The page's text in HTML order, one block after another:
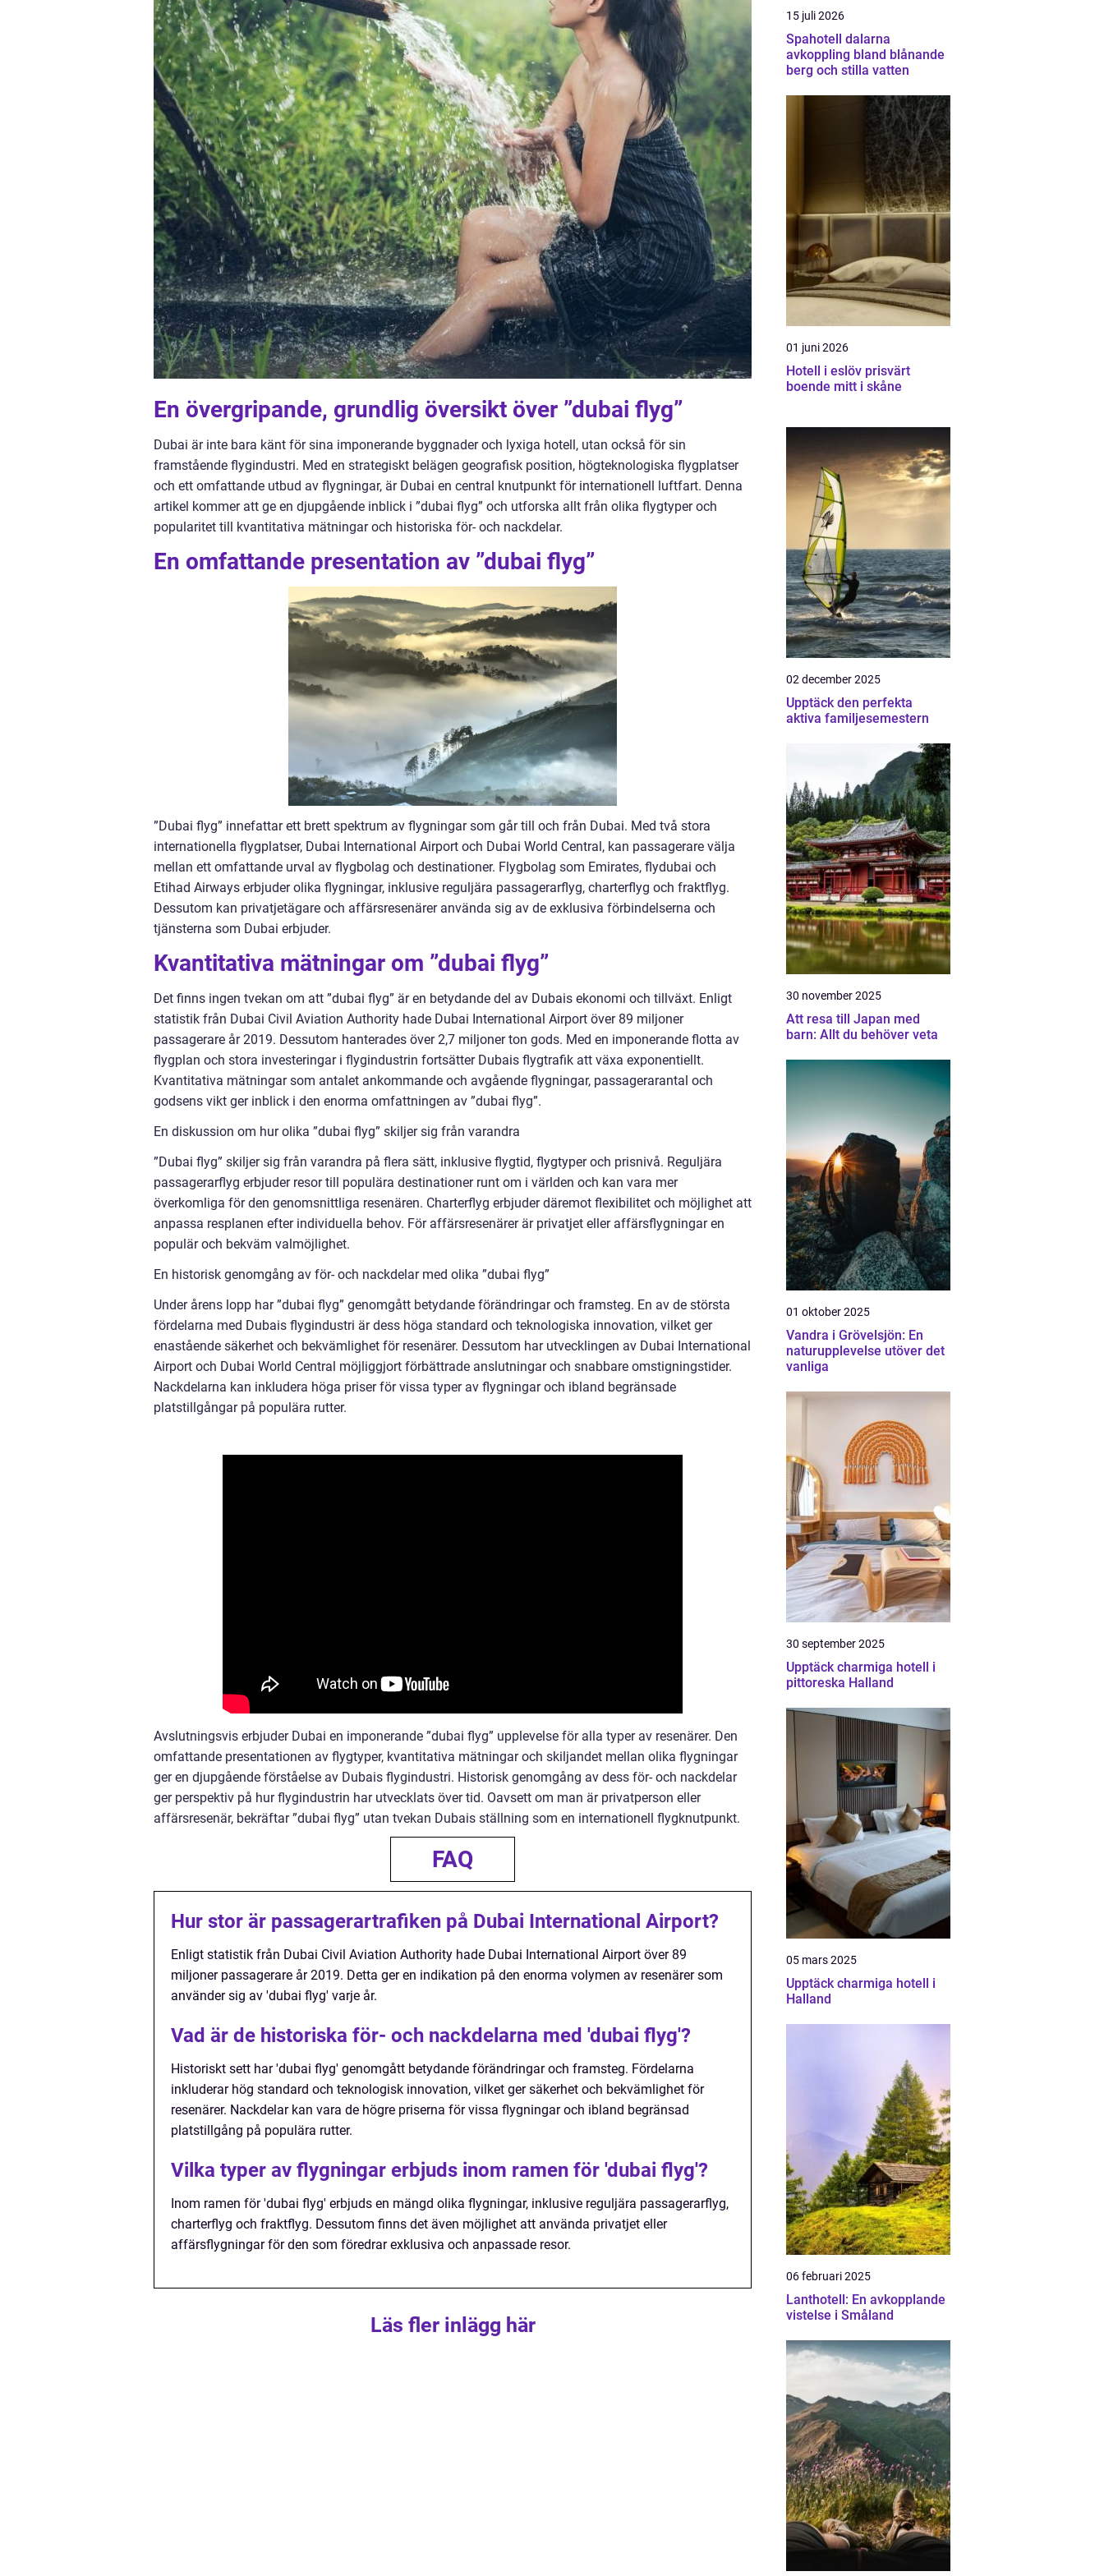
En övergripande, grundlig översikt över ”dubai flyg”
Dubai är inte bara känt för sina imponerande byggnader och lyxiga hotell, utan också för sin
framstående flygindustri. Med en strategiskt belägen geografisk position, högteknologiska flygplatser
och ett omfattande utbud av flygningar, är Dubai en central knutpunkt för internationell luftfart. Denna
artikel kommer att ge en djupgående inblick i ”dubai flyg” och utforska allt från olika flygtyper och
popularitet till kvantitativa mätningar och historiska för- och nackdelar.
En omfattande presentation av ”dubai flyg”
”Dubai flyg” innefattar ett brett spektrum av flygningar som går till och från Dubai. Med två stora
internationella flygplatser, Dubai International Airport och Dubai World Central, kan passagerare välja
mellan ett omfattande urval av flygbolag och destinationer. Flygbolag som Emirates, flydubai och
Etihad Airways erbjuder olika flygningar, inklusive reguljära passagerarflyg, charterflyg och fraktflyg.
Dessutom kan privatjetägare och affärsresenärer använda sig av de exklusiva förbindelserna och
tjänsterna som Dubai erbjuder.
Kvantitativa mätningar om ”dubai flyg”
Det finns ingen tvekan om att ”dubai flyg” är en betydande del av Dubais ekonomi och tillväxt. Enligt
statistik från Dubai Civil Aviation Authority hade Dubai International Airport över 89 miljoner
passagerare år 2019. Dessutom hanterades över 2,7 miljoner ton gods. Med en imponerande flotta av
flygplan och stora investeringar i flygindustrin fortsätter Dubais flygtrafik att växa exponentiellt.
Kvantitativa mätningar som antalet ankommande och avgående flygningar, passagerarantal och
godsens vikt ger inblick i den enorma omfattningen av ”dubai flyg”.
En diskussion om hur olika ”dubai flyg” skiljer sig från varandra
”Dubai flyg” skiljer sig från varandra på flera sätt, inklusive flygtid, flygtyper och prisnivå. Reguljära
passagerarflyg erbjuder resor till populära destinationer runt om i världen och kan vara mer
överkomliga för den genomsnittliga resenären. Charterflyg erbjuder däremot flexibilitet och möjlighet att
anpassa resplanen efter individuella behov. För affärsresenärer är privatjet eller affärsflygningar en
populär och bekväm valmöjlighet.
En historisk genomgång av för- och nackdelar med olika ”dubai flyg”
Under årens lopp har ”dubai flyg” genomgått betydande förändringar och framsteg. En av de största
fördelarna med Dubais flygindustri är dess höga standard och teknologiska innovation, vilket ger
enastående säkerhet och bekvämlighet för resenärer. Dessutom har utvecklingen av Dubai International
Airport och Dubai World Central möjliggjort förbättrade anslutningar och snabbare omstigningstider.
Nackdelarna kan inkludera höga priser för vissa typer av flygningar och ibland begränsade
platstillgångar på populära rutter.
Avslutningsvis erbjuder Dubai en imponerande ”dubai flyg” upplevelse för alla typer av resenärer. Den
omfattande presentationen av flygtyper, kvantitativa mätningar och skiljandet mellan olika flygningar
ger en djupgående förståelse av Dubais flygindustri. Historisk genomgång av dess för- och nackdelar
ger perspektiv på hur flygindustrin har utvecklats över tid. Oavsett om man är privatperson eller
affärsresenär, bekräftar ”dubai flyg” utan tvekan Dubais ställning som en internationell flygknutpunkt.
FAQ
Hur stor är passagerartrafiken på Dubai International Airport?
Enligt statistik från Dubai Civil Aviation Authority hade Dubai International Airport över 89
miljoner passagerare år 2019. Detta ger en indikation på den enorma volymen av resenärer som
använder sig av 'dubai flyg' varje år.
Vad är de historiska för- och nackdelarna med 'dubai flyg'?
Historiskt sett har 'dubai flyg' genomgått betydande förändringar och framsteg. Fördelarna
inkluderar hög standard och teknologisk innovation, vilket ger säkerhet och bekvämlighet för
resenärer. Nackdelar kan vara de högre priserna för vissa flygningar och ibland begränsad
platstillgång på populära rutter.
Vilka typer av flygningar erbjuds inom ramen för 'dubai flyg'?
Inom ramen för 'dubai flyg' erbjuds en mängd olika flygningar, inklusive reguljära passagerarflyg,
charterflyg och fraktflyg. Dessutom finns det även möjlighet att använda privatjet eller
affärsflygningar för den som föredrar exklusiva och anpassade resor.
Läs fler inlägg här
15 juli 2026
Spahotell dalarna
avkoppling bland blånande
berg och stilla vatten
01 juni 2026
Hotell i eslöv prisvärt
boende mitt i skåne
02 december 2025
Upptäck den perfekta
aktiva familjesemestern
30 november 2025
Att resa till Japan med
barn: Allt du behöver veta
01 oktober 2025
Vandra i Grövelsjön: En
naturupplevelse utöver det
vanliga
30 september 2025
Upptäck charmiga hotell i
pittoreska Halland
05 mars 2025
Upptäck charmiga hotell i
Halland
06 februari 2025
Lanthotell: En avkopplande
vistelse i Småland